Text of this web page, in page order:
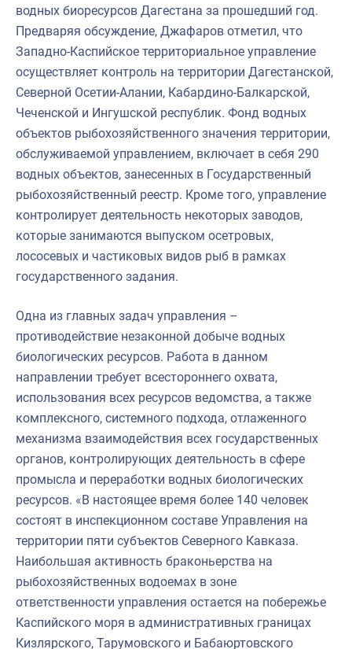
водных биоресурсов Дагестана за прошедший год.
Предваряя обсуждение, Джафаров отметил, что
Западно-Каспийское территориальное управление
осуществляет контроль на территории Дагестанской,
Северной Осетии-Алании, Кабардино-Балкарской,
Чеченской и Ингушской республик. Фонд водных
объектов рыбохозяйственного значения территории,
обслуживаемой управлением, включает в себя 290
водных объектов, занесенных в Государственный
рыбохозяйственный реестр. Кроме того, управление
контролирует деятельность некоторых заводов,
которые занимаются выпуском осетровых,
лососевых и частиковых видов рыб в рамках
государственного задания.
Одна из главных задач управления –
противодействие незаконной добыче водных
биологических ресурсов. Работа в данном
направлении требует всестороннего охвата,
использования всех ресурсов ведомства, а также
комплексного, системного подхода, отлаженного
механизма взаимодействия всех государственных
органов, контролирующих деятельность в сфере
промысла и переработки водных биологических
ресурсов. «В настоящее время более 140 человек
состоят в инспекционном составе Управления на
территории пяти субъектов Северного Кавказа.
Наибольшая активность браконьерства на
рыбохозяйственных водоемах в зоне
ответственности управления остается на побережье
Каспийского моря в административных границах
Кизлярского, Тарумовского и Бабаюртовского